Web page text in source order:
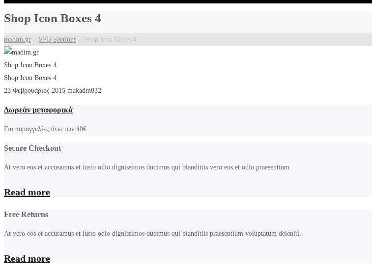
Shop Icon Boxes 4
madim.gr SPB Sections Shop Icon Boxes 4
Shop Icon Boxes 4
Shop Icon Boxes 4
23 Φεβρουάριος 2015 makadm832
Δωρεάν μεταφορικά
Για παραγγελίες άνω των 40€
Secure Checkout
At vero eos et accusamus et iusto odio dignissimos ducimus qui blanditiis vero eos et odio praesentium.
Read more
Free Returns
At vero eos et accusamus et iusto odio dignissimos ducimus qui blanditiis praesentium voluptatum deleniti.
Read more